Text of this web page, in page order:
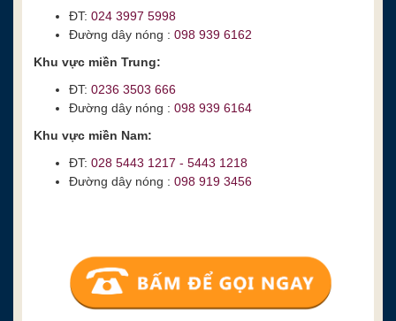
ĐT: 024 3997 5998
Đường dây nóng : 098 939 6162
Khu vực miền Trung:
ĐT: 0236 3503 666
Đường dây nóng : 098 939 6164
Khu vực miền Nam:
ĐT: 028 5443 1217 - 5443 1218
Đường dây nóng : 098 919 3456